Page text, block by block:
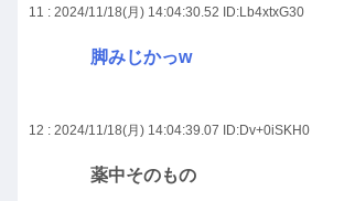
11 : 2024/11/18(月) 14:04:30.52 ID:Lb4xtxG30
脚みじかっw
12 : 2024/11/18(月) 14:04:39.07 ID:Dv+0iSKH0
薬中そのもの